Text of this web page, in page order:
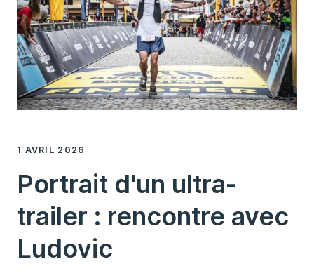
1 AVRIL 2026
Portrait d'un ultra-
trailer : rencontre avec
Ludovic